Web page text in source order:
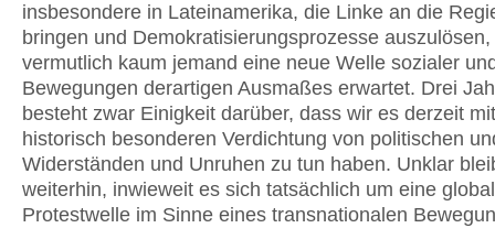
insbesondere in Lateinamerika, die Linke an die
bringen und Demokratisierungsprozesse
vermutlich kaum jemand eine neue Welle sozialer
Bewegungen derartigen Ausmaßes erwartet. Drei
besteht zwar Einigkeit darüber, dass wir es derzeit
historisch besonderen Verdichtung von politischen
Widerständen und Unruhen zu tun haben. Unklar
weiterhin, inwieweit es sich tatsächlich um eine
Protestwelle im Sinne eines transnationalen